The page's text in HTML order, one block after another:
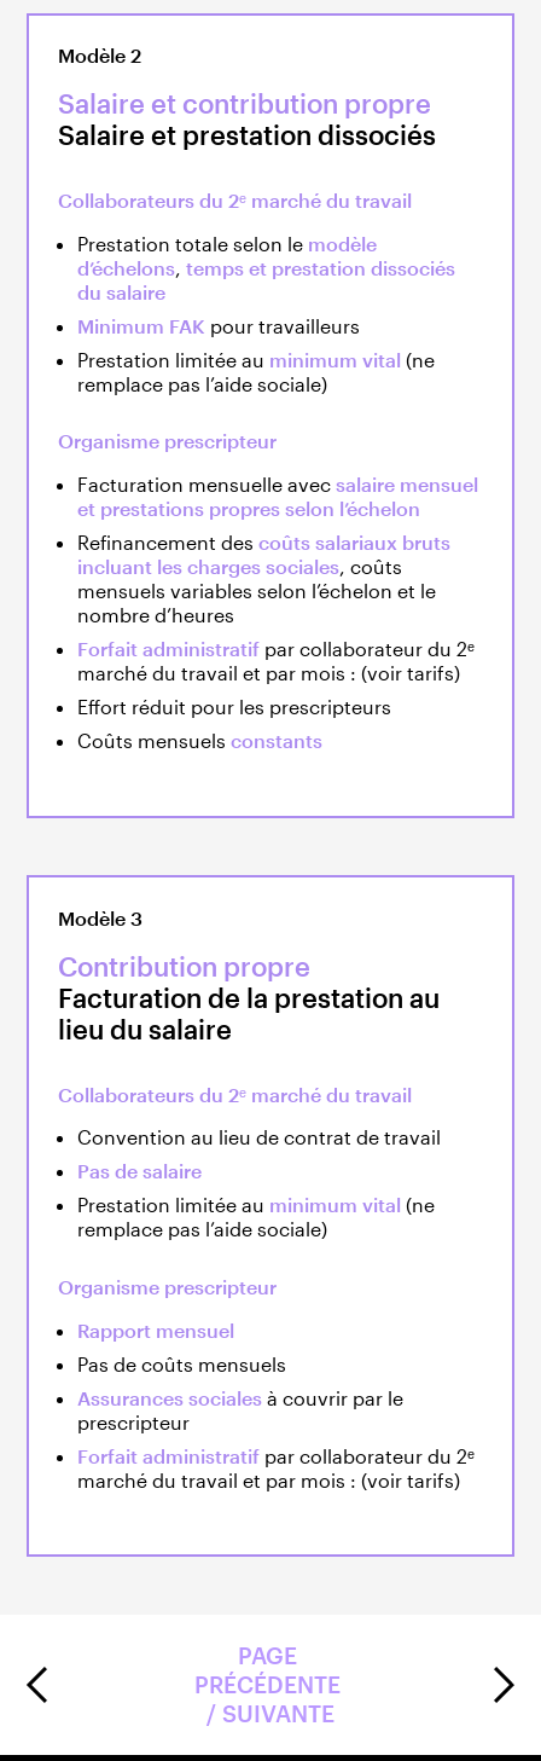
Modèle 2
Salaire et contribution propre
Salaire et prestation dissociés
Collaborateurs du 2ᵉ marché du travail
Prestation totale selon le modèle
d’échelons, temps et prestation dissociés
du salaire
Minimum FAK pour travailleurs
Prestation limitée au minimum vital (ne
remplace pas l’aide sociale)
Organisme prescripteur
Facturation mensuelle avec salaire mensuel
et prestations propres selon l’échelon
Refinancement des coûts salariaux bruts
incluant les charges sociales, coûts
mensuels variables selon l’échelon et le
nombre d’heures
Forfait administratifpar collaborateur du 2ᵉ
marché du travail et par mois : (voir tarifs)
Effort réduit pour les prescripteurs
Coûts mensuels constants
Modèle 3
Contribution propre
Facturation de la prestation au
lieu du salaire
Collaborateurs du 2ᵉ marché du travail
Convention au lieu de contrat de travail
Pas de salaire
Prestation limitée au minimum vital (ne
remplace pas l’aide sociale)
Organisme prescripteur
Rapport mensuel
Pas de coûts mensuels
Assurances socialesà couvrir par le
prescripteur
Forfait administratifpar collaborateur du 2ᵉ
marché du travail et par mois : (voir tarifs)
PAGE
PRÉCÉDENTE
/ SUIVANTE